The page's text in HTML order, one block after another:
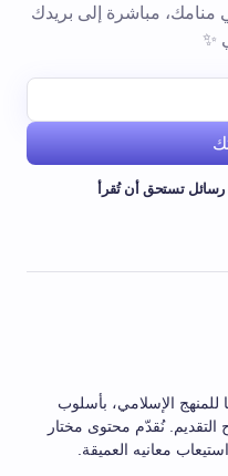
منامك، مباشرة إلى بريدك
✨
رسائل تستحق أن تُقرأ
الإسلامي، بأسلوب
نُقدّم محتوى مختار
معانيه العميقة.